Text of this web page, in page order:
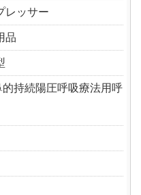
レッサー
品
持続陽圧呼吸療法用呼